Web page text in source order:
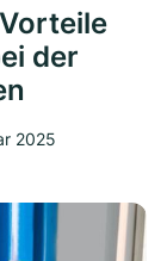
der
2025